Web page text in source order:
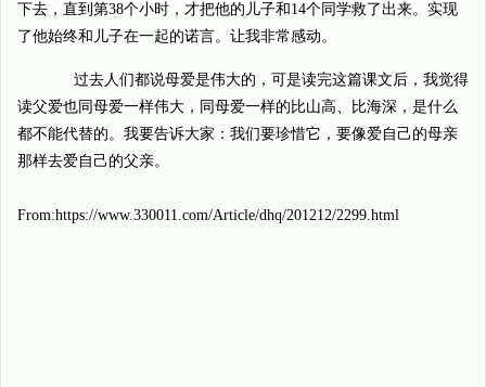
下去，直到第38个小时，才把他的儿子和14个同学救了出来。实现
了他始终和儿子在一起的诺言。让我非常感动。
过去人们都说母爱是伟大的，可是读完这篇课文后，我觉得
读父爱也同母爱一样伟大，同母爱一样的比山高、比海深，是什么
都不能代替的。我要告诉大家：我们要珍惜它，要像爱自己的母亲
那样去爱自己的父亲。
From:https://www.330011.com/Article/dhq/201212/2299.html